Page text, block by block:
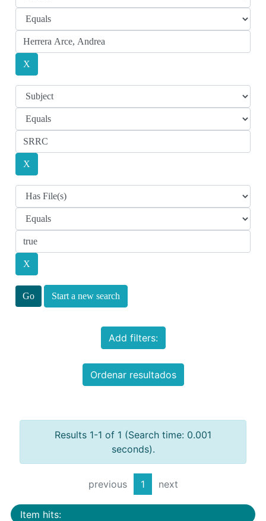
Start a new search
Add filters:
Ordenar resultados
Results 1-1 of 1 (Search time: 0.001
seconds).
previous 1 next
Item hits: